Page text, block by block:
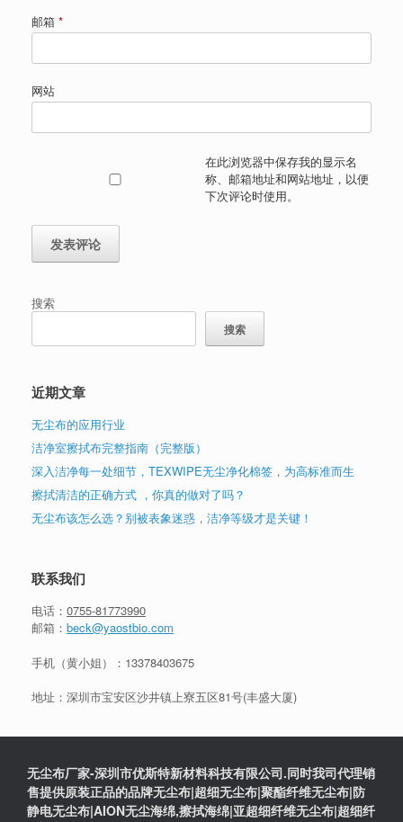
邮箱 *
网站
在此浏览器中保存我的显示名
称、邮箱地址和网站地址，以便
下次评论时使用。
搜索
搜索
近期文章
无尘布的应用行业
洁净室擦拭布完整指南（完整版）
深入洁净每一处细节，TEXWIPE无尘净化棉签，为高标准而生
擦拭清洁的正确方式 ，你真的做对了吗？
无尘布该怎么选？别被表象迷惑，洁净等级才是关键！
联系我们
电话： 0755-81773990
邮箱： beck@yaostbio.com
手机（黄小姐）： 13378403675
地址：深圳市宝安区沙井镇上寮五区81号(丰盛大厦)
无尘布厂家-深圳市优斯特新材料科技有限公司.同时我司代理销
售提供原装正品的品牌无尘布|超细无尘布|聚酯纤维无尘布|防
静电无尘布|AION无尘海绵,擦拭海绵|亚超细纤维无尘布|超细纤